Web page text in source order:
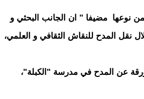
من نوعها مضيفا " ان الجانب البحثي و
نقل المدح للنقاش الثقافي و العلمي،
ورقة عن المدح في مدرسة "الكبلة"،